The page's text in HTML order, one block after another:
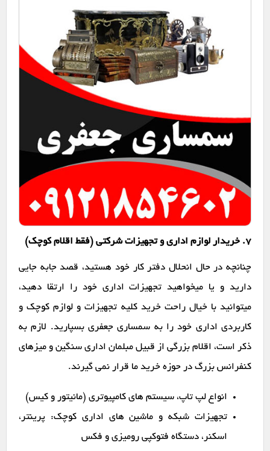
7. خریدار لوازم اداری و تجهیزات شرکتی (فقط اقلام کوچک)
چنانچه در حال انحلال دفتر کار خود هستید، قصد جابه جایی
دارید و یا میخواهید تجهیزات اداری خود را ارتقا دهید،
میتوانید با خیال راحت خرید کلیه تجهیزات و لوازم کوچک و
کاربردی اداری خود را به سمساری جعفری بسپارید. لازم به
ذکر است، اقلام بزرگی از قبیل مبلمان اداری سنگین و میزهای
کنفرانس بزرگ در حوزه خرید ما قرار نمی گیرند.
انواع لپ تاپ، سیستم های کامپیوتری (مانیتور و کیس)
تجهیزات شبکه و ماشین های اداری کوچک: پرینتر،
اسکنر، دستگاه فتوکپی رومیزی و فکس